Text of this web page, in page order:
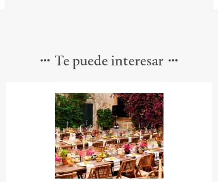
Te puede interesar